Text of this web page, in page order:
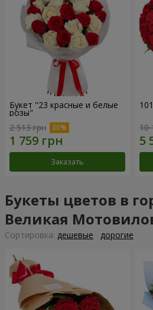
Букет "23 красные и белые
розы"
2 513 грн
Заказать
10
Букеты цветов в
Великая
Cортировка: дешевые дорогие